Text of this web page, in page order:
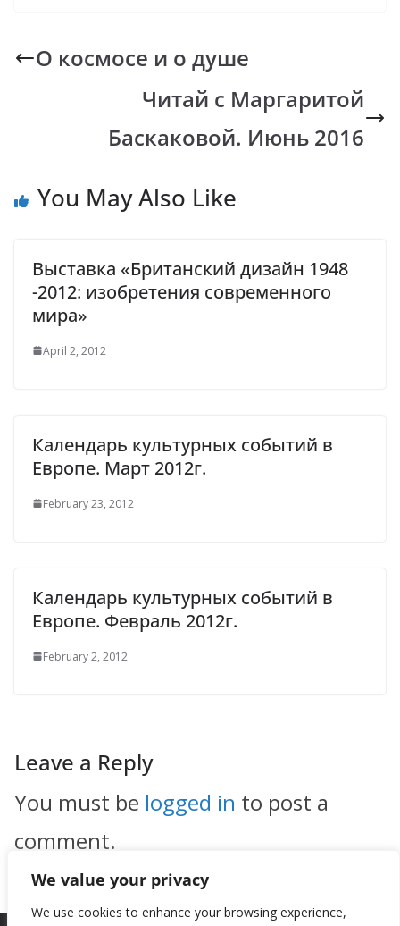
We value your privacy
We use cookies to enhance your browsing experience,
b
o
s
A
p
y
Li
n
k
gr
a
m
О космосе и о душе
Читай с Маргаритой
Баскаковой. Июнь 2016
You May Also Like
Выставка «Британский дизайн 1948
-2012: изобретения современного
мира»
April 2, 2012
Календарь культурных событий в
Европе. Март 2012г.
February 23, 2012
Календарь культурных событий в
Европе. Февраль 2012г.
February 2, 2012
Leave a Reply
You must be logged in to post a
comment.